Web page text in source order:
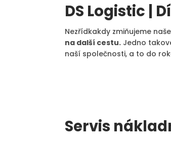
DS Logistic |
Nezřídkakdy zmiňujeme
na další cestu. Jedno
naší společnosti, a to do
Servis